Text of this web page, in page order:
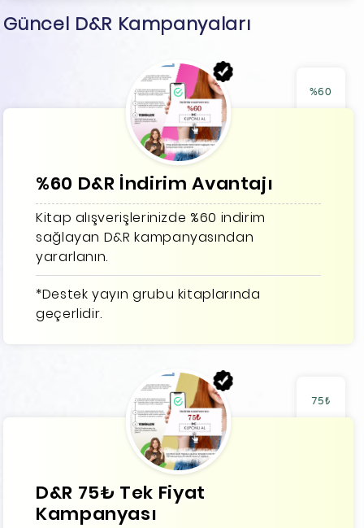
Güncel D&R Kampanyaları
%60
%60 D&R İndirim Avantajı
Kitap alışverişlerinizde %60 indirim
sağlayan D&R kampanyasından
yararlanın.
*Destek yayın grubu kitaplarında
geçerlidir.
75₺
D&R 75₺ Tek Fiyat
Kampanyası